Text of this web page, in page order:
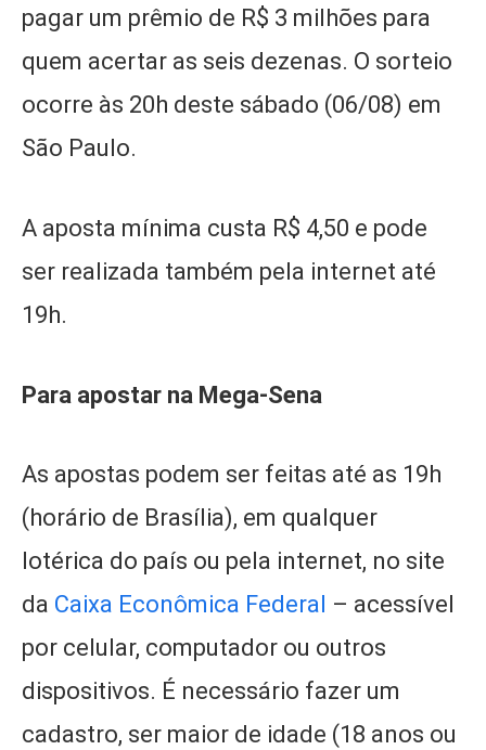
pagar um prêmio de R$ 3 milhões para
quem acertar as seis dezenas. O sorteio
ocorre às 20h deste sábado (06/08) em
São Paulo.
A aposta mínima custa R$ 4,50 e pode
ser realizada também pela internet até
19h.
Para apostar na Mega-Sena
As apostas podem ser feitas até as 19h
(horário de Brasília), em qualquer
lotérica do país ou pela internet, no site
da Caixa Econômica Federal – acessível
por celular, computador ou outros
dispositivos. É necessário fazer um
cadastro, ser maior de idade (18 anos ou